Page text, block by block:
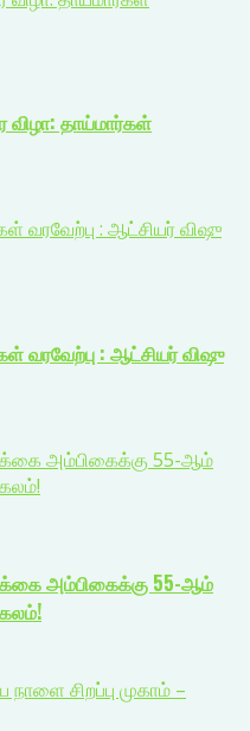
விழா: தாய்மார்கள்
: ஆட்சியர் விஷு
வரவேற்பு : ஆட்சியர் விஷு
அம்பிகைக்கு 55-ஆம்
அம்பிகைக்கு 55-ஆம்
சிறப்பு முகாம் –